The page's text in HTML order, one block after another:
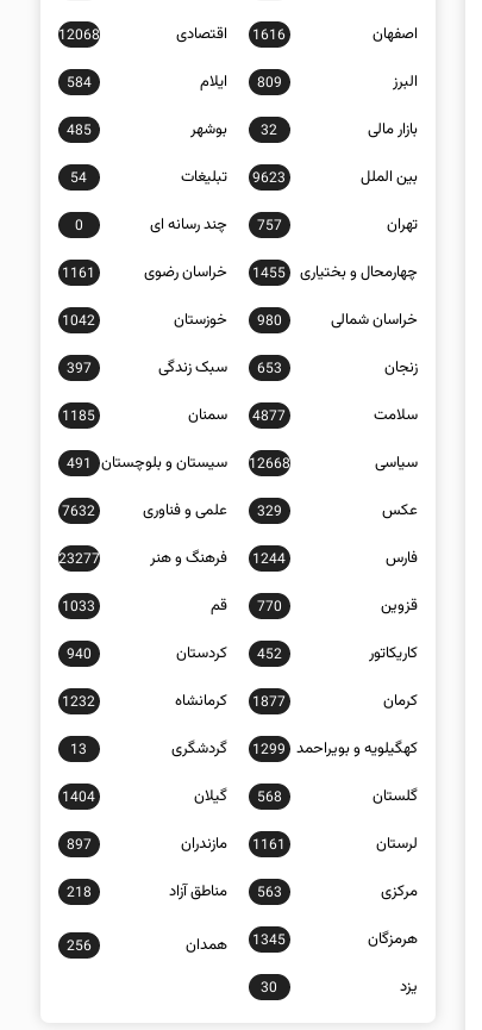
اصفهان 1616 اقتصادی 12068
البرز 809 ایلام 584
بازار مالی 32 بوشهر 485
بین الملل 9623 تبلیغات 54
تهران 757 چند رسانه ای 0
چهارمحال و بختیاری 1455 خراسان رضوی 1161
خراسان شمالی 980 خوزستان 1042
زنجان 653 سبک زندگی 397
سلامت 4877 سمنان 1185
سیاسی 12668 سیستان و بلوچستان 491
عکس 329 علمی و فناوری 7632
فارس 1244 فرهنگ و هنر 23277
قزوین 770 قم 1033
کاریکاتور 452 کردستان 940
کرمان 1877 کرمانشاه 1232
کهگیلویه و بویراحمد 1299 گردشگری 13
گلستان 568 گیلان 1404
لرستان 1161 مازندران 897
مرکزی 563 مناطق آزاد 218
هرمزگان 1345 همدان 256
یزد 30